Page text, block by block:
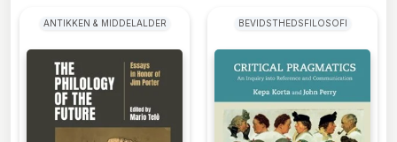
ANTIKKEN & MIDDELALDER BEVIDSTHEDSFILOSOFI